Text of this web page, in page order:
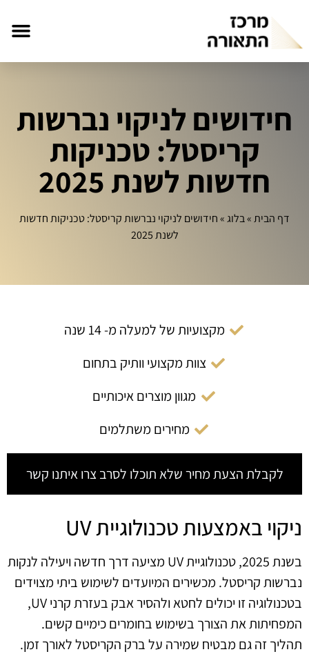
חידושים לניקוי נברשות
קריסטל: טכניקות
חדשות לשנת 2025
דף הבית»בלוג»חידושים לניקוי נברשות קריסטל: טכניקות חדשות
לשנת 2025
מקצועיות של למעלה מ- 14 שנה
צוות מקצועי וותיק בתחום
מגוון מוצרים איכותיים
מחירים משתלמים
לקבלת הצעת מחיר שלא תוכלו לסרב צרו איתנו קשר
ניקוי באמצעות טכנולוגיית UV
בשנת 2025, טכנולוגיית UV מציעה דרך חדשה ויעילה לנקות
נברשות קריסטל. מכשירים המיועדים לשימוש ביתי מצוידים
בטכנולוגיה זו יכולים לחטא ולהסיר אבק בעזרת קרני UV,
המפחיתות את הצורך בשימוש בחומרים כימיים קשים.
תהליך זה גם מבטיח שמירה על ברק הקריסטל לאורך זמן.